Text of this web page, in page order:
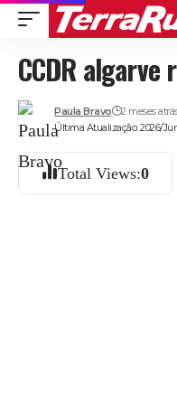
CCDR algarve
Última Atualização: 2026/
Paula Bravo 2 meses
Total Views:0